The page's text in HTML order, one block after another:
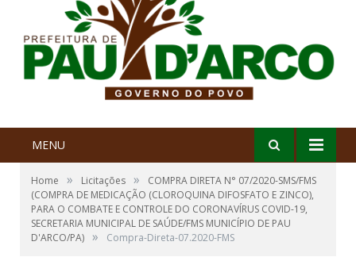
MENU
Home » Licitações »
COMPRA DIRETA N° 07/2020-SMS/FMS
(COMPRA DE MEDICAÇÃO (CLOROQUINA DIFOSFATO E ZINCO),
PARA O COMBATE E CONTROLE DO CORONAVÍRUS COVID-19,
SECRETARIA MUNICIPAL DE SAÚDE/FMS MUNICÍPIO DE PAU
D'ARCO/PA) » Compra-Direta-07.2020-FMS